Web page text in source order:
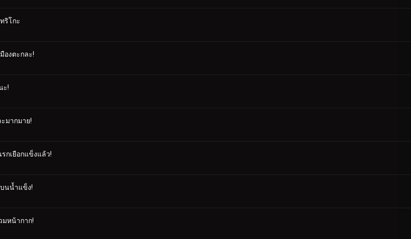
ริโกะ
องตะกละ!
ะ!
มากมาย!
กเยือกแข็งแล้ว!
นน้ำแข็ง!
มหน้ากาก!